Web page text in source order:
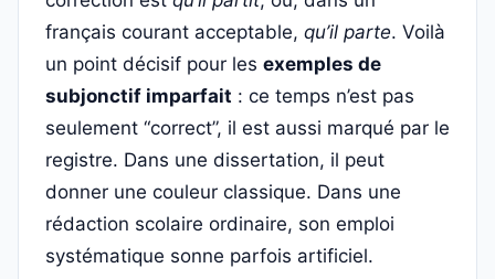
français courant acceptable, qu’il parte. Voilà
un point décisif pour les exemples de
subjonctif imparfait : ce temps n’est pas
seulement “correct”, il est aussi marqué par le
registre. Dans une dissertation, il peut
donner une couleur classique. Dans une
rédaction scolaire ordinaire, son emploi
systématique sonne parfois artificiel.